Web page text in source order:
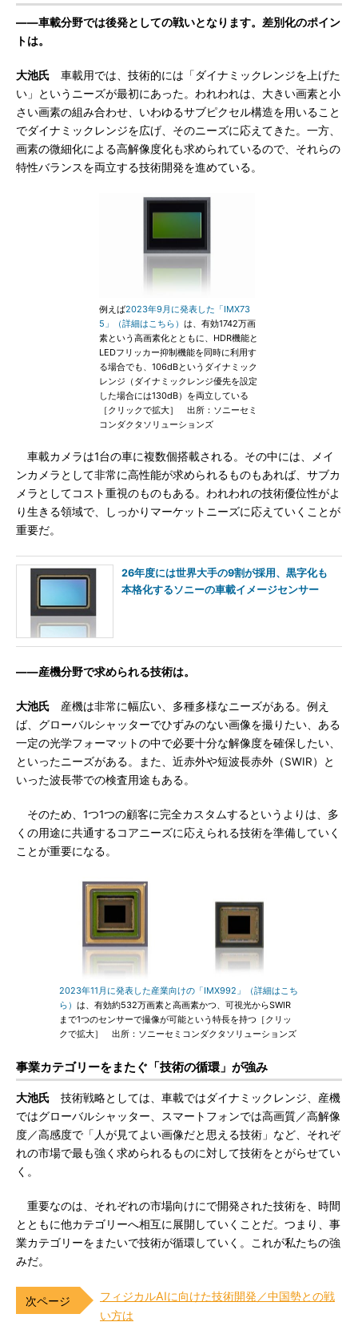
――車載分野では後発としての戦いとなります。差別化のポイン
トは。
大池氏 車載用では、技術的には「ダイナミックレンジを上げた
い」というニーズが最初にあった。われわれは、大きい画素と小
さい画素の組み合わせ、いわゆるサブピクセル構造を用いること
でダイナミックレンジを広げ、そのニーズに応えてきた。一方、
画素の微細化による高解像度化も求められているので、それらの
特性バランスを両立する技術開発を進めている。
例えば2023年9月に発表した「IMX73
5」（詳細はこちら） は、有効1742万画
素という高画素化とともに、HDR機能と
LEDフリッカー抑制機能を同時に利用す
る場合でも、106dBというダイナミック
レンジ（ダイナミックレンジ優先を設定
した場合には130dB）を両立している
［クリックで拡大］ 出所：ソニーセミ
コンダクタソリューションズ
車載カメラは1台の車に複数個搭載される。その中には、メイ
ンカメラとして非常に高性能が求められるものもあれば、サブカ
メラとしてコスト重視のものもある。われわれの技術優位性がよ
り生きる領域で、しっかりマーケットニーズに応えていくことが
重要だ。
26年度には世界大手の9割が採用、黒字化も
本格化するソニーの車載イメージセンサー
――産機分野で求められる技術は。
大池氏 産機は非常に幅広い、多種多様なニーズがある。例え
ば、グローバルシャッターでひずみのない画像を撮りたい、ある
一定の光学フォーマットの中で必要十分な解像度を確保したい、
といったニーズがある。また、近赤外や短波長赤外（SWIR）と
いった波長帯での検査用途もある。
そのため、1つ1つの顧客に完全カスタムするというよりは、多
くの用途に共通するコアニーズに応えられる技術を準備していく
ことが重要になる。
2023年11月に発表した産業向けの「IMX992」（詳細はこち
ら） は、有効約532万画素と高画素かつ、可視光からSWIR
まで1つのセンサーで撮像が可能という特長を持つ［クリッ
クで拡大］ 出所：ソニーセミコンダクタソリューションズ
事業カテゴリーをまたぐ「技術の循環」が強み
大池氏 技術戦略としては、車載ではダイナミックレンジ、産機
ではグローバルシャッター、スマートフォンでは高画質／高解像
度／高感度で「人が見てよい画像だと思える技術」など、それぞ
れの市場で最も強く求められるものに対して技術をとがらせてい
く。
重要なのは、それぞれの市場向けにで開発された技術を、時間
とともに他カテゴリーへ相互に展開していくことだ。つまり、事
業カテゴリーをまたいで技術が循環していく。これが私たちの強
みだ。
フィジカルAIに向けた技術開発／中国勢との戦
い方は